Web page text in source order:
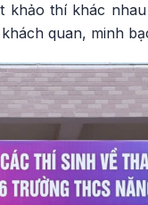
thí khác
quan, minh